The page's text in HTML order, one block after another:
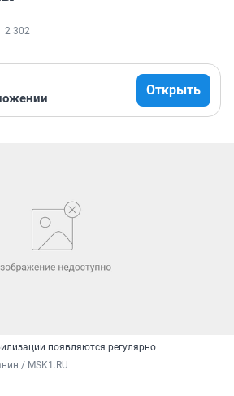
2 302
Открыть
появляются регулярно
/ MSK1.RU